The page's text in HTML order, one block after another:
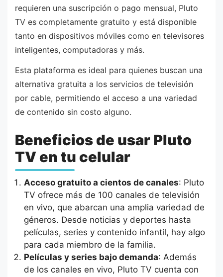
requieren una suscripción o pago mensual, Pluto
TV es completamente gratuito y está disponible
tanto en dispositivos móviles como en televisores
inteligentes, computadoras y más.
Esta plataforma es ideal para quienes buscan una
alternativa gratuita a los servicios de televisión
por cable, permitiendo el acceso a una variedad
de contenido sin costo alguno.
Beneficios de usar Pluto
TV en tu celular
Acceso gratuito a cientos de canales: Pluto
TV ofrece más de 100 canales de televisión
en vivo, que abarcan una amplia variedad de
géneros. Desde noticias y deportes hasta
películas, series y contenido infantil, hay algo
para cada miembro de la familia.
Películas y series bajo demanda: Además
de los canales en vivo, Pluto TV cuenta con